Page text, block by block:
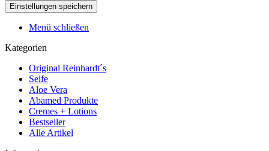
Menü schließen
Kategorien
Original Reinhardt´s
Seife
Aloe Vera
Abamed Produkte
Cremes + Lotions
Bestseller
Alle Artikel